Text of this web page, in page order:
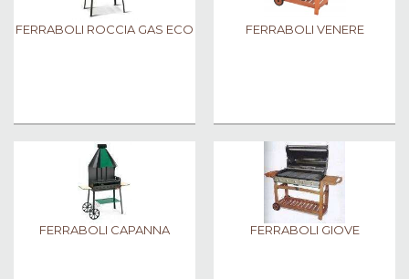
FERRABOLI ROCCIA GAS ECO FERRABOLI VENERE
FERRABOLI CAPANNA FERRABOLI GIOVE